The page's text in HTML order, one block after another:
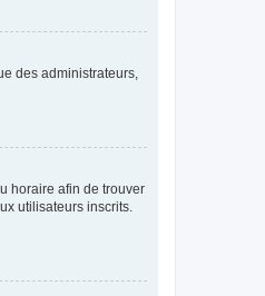
des administrateurs,
horaire afin de trouver
utilisateurs inscrits.